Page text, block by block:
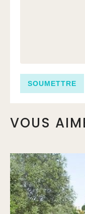
VOUS